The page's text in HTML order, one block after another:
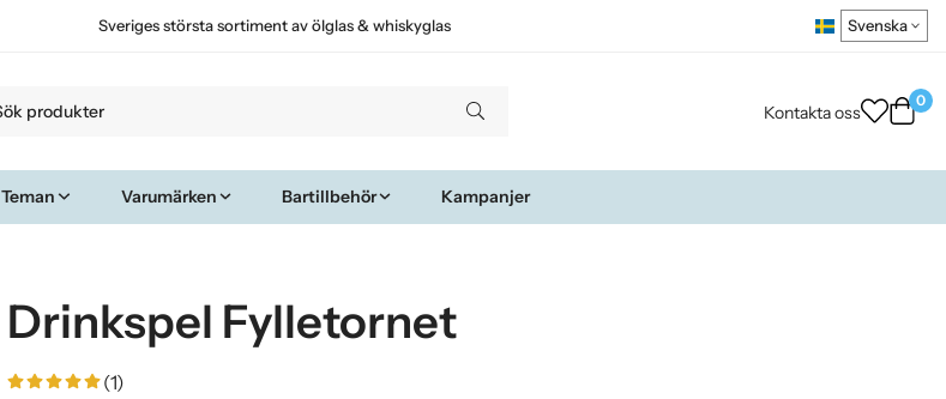
Sveriges största sortiment av ölglas & whiskyglas
Kontakta oss
0
Teman Varumärken Bartillbehör Kampanjer
Drinkspel Fylletornet
(1)